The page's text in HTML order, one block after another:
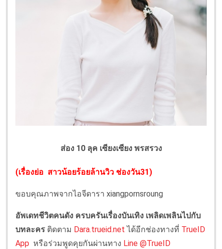
ส่อง 10 ลุค เซียงเซียง พรสรวง
(เรื่องย่อ สาวน้อยร้อยล้านวิว ช่องวัน31)
ขอบคุณภาพจากไอจีดารา xiangpornsroung
อัพเดทชีวิตคนดัง ครบครันเรื่องบันเทิง เพลิดเพลินไปกับ
บทละคร ติดตาม Dara.trueid.net ได้อีกช่องทางที่ TrueID
App หรือร่วมพูดคุยกันผ่านทาง Line @TrueID